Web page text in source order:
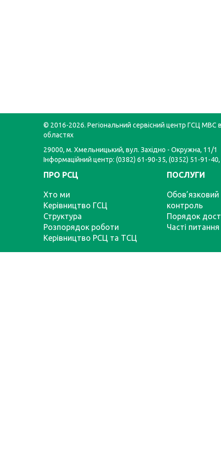
© 2016-2026. Регіональний сервісний центр ГСЦ МВС
областях
29000, м. Хмельницький, вул. Західно - Окружна, 11/1
Інформаційний центр: (0382) 61-90-35, (0352) 51-91-
ПРО РСЦ
Хто ми
Керівництво ГСЦ
Структура
Розпорядок роботи
Керівництво РСЦ та ТСЦ
ПОСЛУГИ
Обов’язковий
контроль
Порядок
Часті питання